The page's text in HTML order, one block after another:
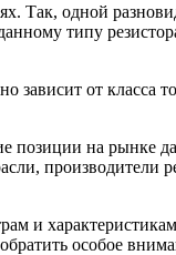
Так, одной
типу
от класса
на рынке
производители
и
особое